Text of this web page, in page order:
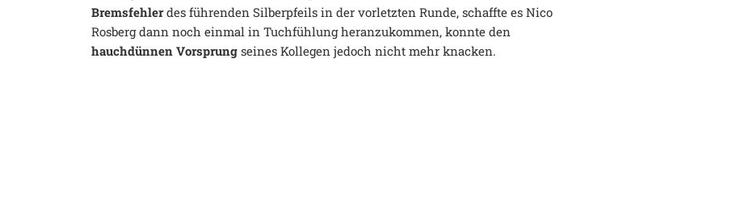
Bremsfehlerdes führenden Silberpfeils in der vorletzten Runde, schaffte es Nico
Rosberg dann noch einmal in Tuchfühlung heranzukommen, konnte den
hauchdünnen Vorsprung seines Kollegen jedoch nicht mehr knacken.